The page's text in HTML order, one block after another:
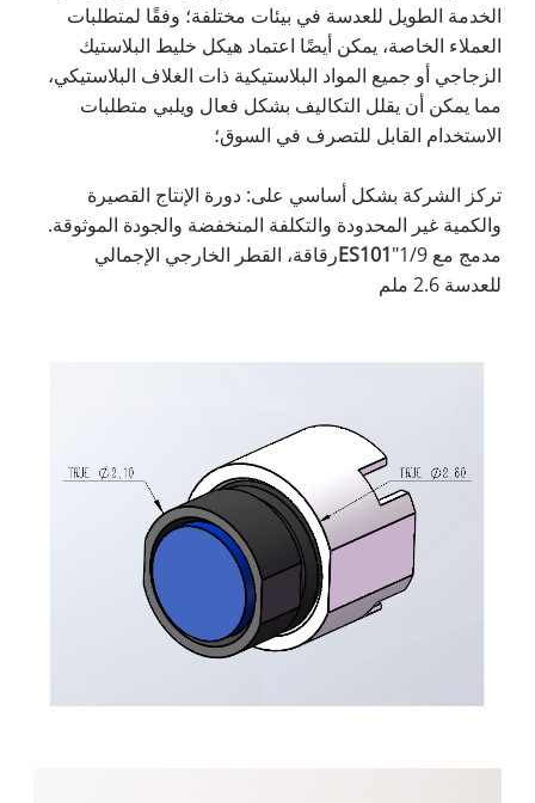
الخدمة الطويل للعدسة في بيئات مختلفة؛ وفقًا لمتطلبات
العملاء الخاصة، يمكن أيضًا اعتماد هيكل خليط البلاستيك
الزجاجي أو جميع المواد البلاستيكية ذات الغلاف البلاستيكي،
مما يمكن أن يقلل التكاليف بشكل فعال ويلبي متطلبات
الاستخدام القابل للتصرف في السوق؛
تركز الشركة بشكل أساسي على: دورة الإنتاج القصيرة
والكمية غير المحدودة والتكلفة المنخفضة والجودة الموثوقة.
مدمج مع 1/9"
ES101رقاقة، القطر الخارجي الإجمالي
للعدسة 2.6 ملم